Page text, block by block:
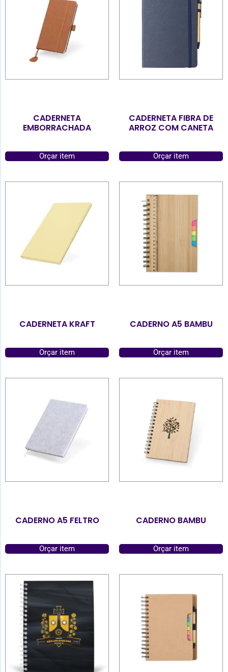
CADERNETA
EMBORRACHADA
Orçar item
CADERNETA FIBRA DE
ARROZ COM CANETA
Orçar item
CADERNETA KRAFT
Orçar item
CADERNO A5 BAMBU
Orçar item
CADERNO A5 FELTRO
Orçar item
CADERNO BAMBU
Orçar item